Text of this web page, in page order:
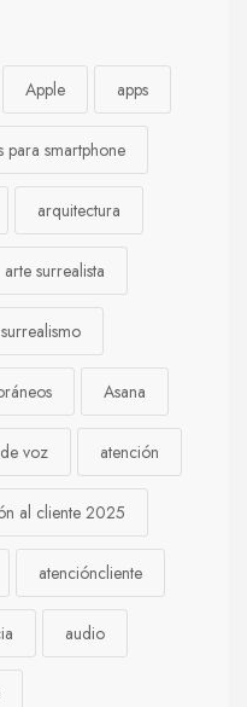
Apple apps
para smartphone
arquitectura
arte surrealista
Asana
voz atención
al cliente 2025
atencióncliente
audio